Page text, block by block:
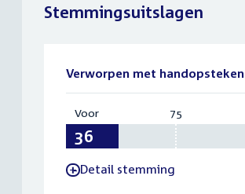
Stemmingsuitslagen
Verworpen met handopsteken
Voor:
75
-Detail stemming